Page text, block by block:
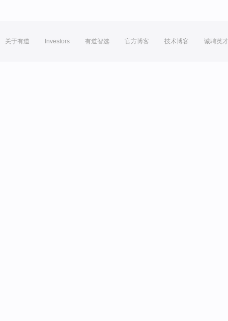
关于有道 Investors 有道智选 官方博客 技术博客 诚聘英才